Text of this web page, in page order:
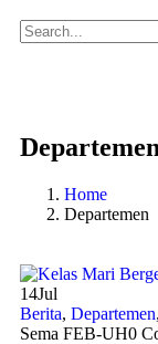
Departemen
Home
Departemen
14Jul
Berita, Departemen,
Sema FEB-UH0